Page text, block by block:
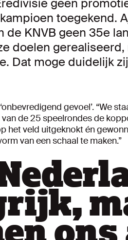
toegekend.
de KNVB geen 35e
doelen
Dat moge duidelijk
gevoel’. “We
de 25 speelrondes de
het veld uitgeknokt én
van een schaal te maken.”
ons